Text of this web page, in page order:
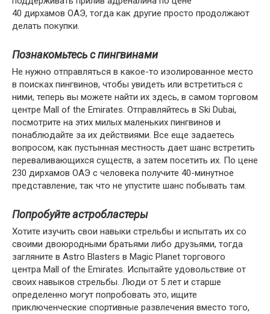
40 дирхамов ОАЭ, тогда как другие просто продолжают
делать покупки.
Познакомьтесь с пингвинами
Не нужно отправляться в какое-то изолированное место
в поисках пингвинов, чтобы увидеть или встретиться с
ними, теперь вы можете найти их здесь, в самом торговом
центре Mall of the Emirates. Отправляйтесь в Ski Dubai,
посмотрите на этих милых маленьких пингвинов и
понаблюдайте за их действиями. Все еще задаетесь
вопросом, как пустынная местность дает шанс встретить
переваливающихся существ, а затем посетить их. По цене
230 дирхамов ОАЭ с человека получите 40-минутное
представление, так что не упустите шанс побывать там.
Попробуйте астробластеры
Хотите изучить свои навыки стрельбы и испытать их со
своими двоюродными братьями либо друзьями, тогда
загляните в Astro Blasters в Magic Planet торгового
центра Mall of the Emirates. Испытайте удовольствие от
своих навыков стрельбы. Люди от 5 лет и старше
определенно могут попробовать это, ищите
приключенческие спортивные развлечения вместо того,